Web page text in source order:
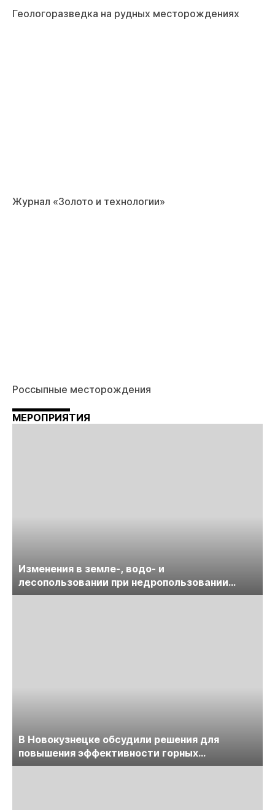
Геологоразведка на рудных месторождениях
Журнал «Золото и технологии»
Россыпные месторождения
МЕРОПРИЯТИЯ
Изменения в земле-, водо- и
лесопользовании при недропользовании
обсудят на семинаре «ПравоТЭК»
В Новокузнецке обсудили решения для
повышения эффективности горных
предприятий